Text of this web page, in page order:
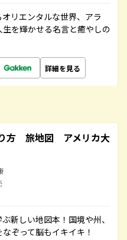
リエンタルな世界、アラ
を輝かせる名言と癒やしの
詳細を見る
方 旅地図 アメリカ大
新しい地図本！国境や州、
ぞって脳もイキイキ！